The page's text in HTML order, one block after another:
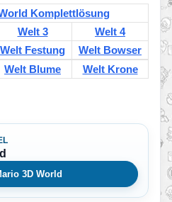
Komplettlösung
Welt 3
Welt 4
Welt Festung
Welt Bowser
Welt Blume Welt Krone
3D World